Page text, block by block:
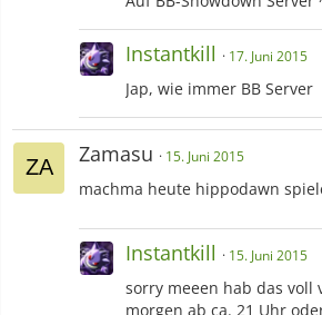
Instantkill 17. Juni 2015
Jap, wie immer BB Server
Zamasu 15. Juni 2015
machma heute hippodawn
Instantkill 15. Juni 2015
sorry meeen hab das
morgen ab ca. 21 Uhr